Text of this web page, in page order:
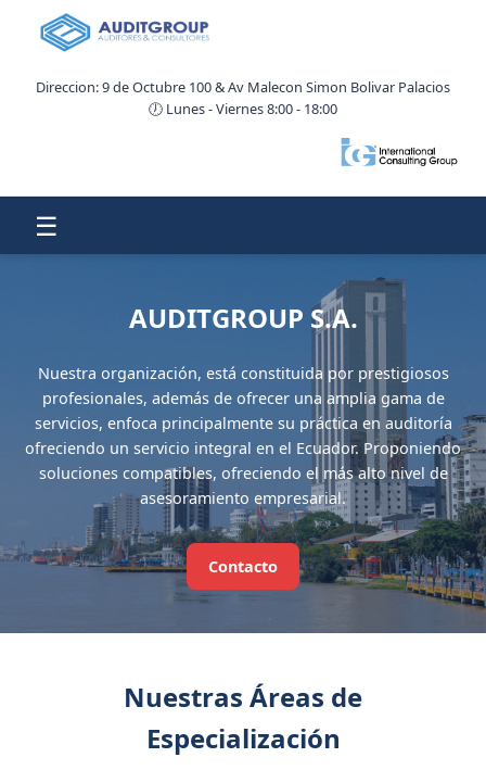
Direccion: 9 de Octubre 100 & Av Malecon Simon Bolivar Palacios
🕖 Lunes - Viernes 8:00 - 18:00
☰
AUDITGROUP S.A.
Nuestra organización, está constituida por prestigiosos
profesionales, además de ofrecer una amplia gama de
servicios, enfoca principalmente su práctica en auditoría
ofreciendo un servicio integral en el Ecuador. Proponiendo
soluciones compatibles, ofreciendo el más alto nivel de
asesoramiento empresarial.
Contacto
Nuestras Áreas de
Especialización